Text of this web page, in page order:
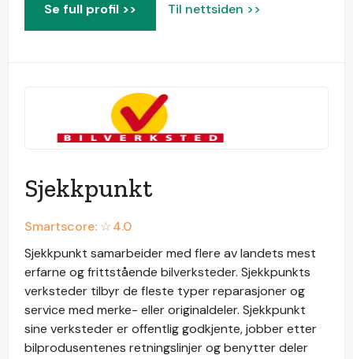
Se full profil >> Til nettsiden >>
Sjekkpunkt
Smartscore: ☆4.0
Sjekkpunkt samarbeider med flere av landets mest
erfarne og frittstående bilverksteder. Sjekkpunkts
verksteder tilbyr de fleste typer reparasjoner og
service med merke- eller originaldeler. Sjekkpunkt
sine verksteder er offentlig godkjente, jobber etter
bilprodusentenes retningslinjer og benytter deler